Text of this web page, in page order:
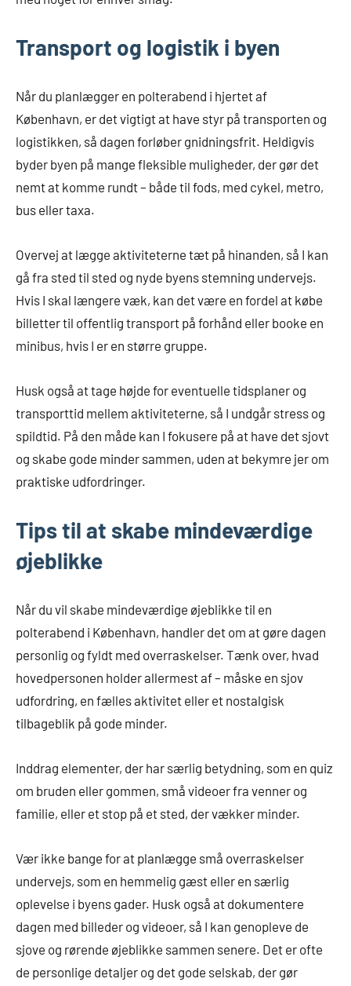
Transport og logistik i byen
Når du planlægger en polterabend i hjertet af
København, er det vigtigt at have styr på transporten og
logistikken, så dagen forløber gnidningsfrit. Heldigvis
byder byen på mange fleksible muligheder, der gør det
nemt at komme rundt – både til fods, med cykel, metro,
bus eller taxa.
Overvej at lægge aktiviteterne tæt på hinanden, så I kan
gå fra sted til sted og nyde byens stemning undervejs.
Hvis I skal længere væk, kan det være en fordel at købe
billetter til offentlig transport på forhånd eller booke en
minibus, hvis I er en større gruppe.
Husk også at tage højde for eventuelle tidsplaner og
transporttid mellem aktiviteterne, så I undgår stress og
spildtid. På den måde kan I fokusere på at have det sjovt
og skabe gode minder sammen, uden at bekymre jer om
praktiske udfordringer.
Tips til at skabe mindeværdige
øjeblikke
Når du vil skabe mindeværdige øjeblikke til en
polterabend i København, handler det om at gøre dagen
personlig og fyldt med overraskelser. Tænk over, hvad
hovedpersonen holder allermest af – måske en sjov
udfordring, en fælles aktivitet eller et nostalgisk
tilbageblik på gode minder.
Inddrag elementer, der har særlig betydning, som en quiz
om bruden eller gommen, små videoer fra venner og
familie, eller et stop på et sted, der vækker minder.
Vær ikke bange for at planlægge små overraskelser
undervejs, som en hemmelig gæst eller en særlig
oplevelse i byens gader. Husk også at dokumentere
dagen med billeder og videoer, så I kan genopleve de
sjove og rørende øjeblikke sammen senere. Det er ofte
de personlige detaljer og det gode selskab, der gør